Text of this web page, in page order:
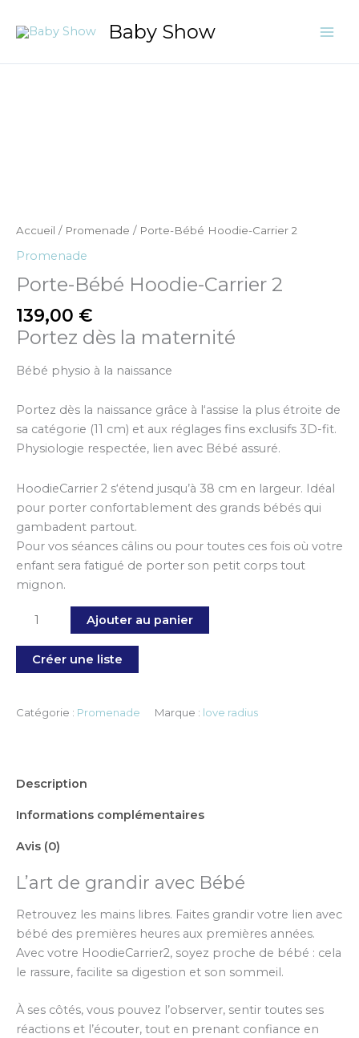
Baby Show
Accueil / Promenade / Porte-Bébé Hoodie-Carrier 2
Promenade
Porte-Bébé Hoodie-Carrier 2
139,00 €
Portez dès la maternité
Bébé physio à la naissance
Portez dès la naissance grâce à l‘assise la plus étroite de
sa catégorie (11 cm) et aux réglages fins exclusifs 3D-fit.
Physiologie respectée, lien avec Bébé assuré.
HoodieCarrier 2 s‘étend jusqu’à 38 cm en largeur. Idéal
pour porter confortablement des grands bébés qui
gambadent partout.
Pour vos séances câlins ou pour toutes ces fois où votre
enfant sera fatigué de porter son petit corps tout
mignon.
Ajouter au panier
Créer une liste
Catégorie : Promenade Marque : love radius
Description
Informations complémentaires
Avis (0)
L’art de grandir avec Bébé
Retrouvez les mains libres. Faites grandir votre lien avec
bébé des premières heures aux premières années.
Avec votre HoodieCarrier2, soyez proche de bébé : cela
le rassure, facilite sa digestion et son sommeil.
À ses côtés, vous pouvez l’observer, sentir toutes ses
réactions et l’écouter, tout en prenant confiance en